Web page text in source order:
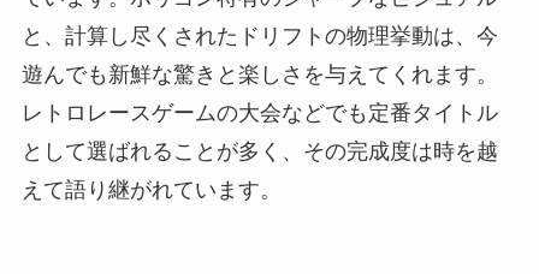
と、計算し尽くされたドリフトの物理挙動は、今
遊んでも新鮮な驚きと楽しさを与えてくれます。
レトロレースゲームの大会などでも定番タイトル
として選ばれることが多く、その完成度は時を越
えて語り継がれています。